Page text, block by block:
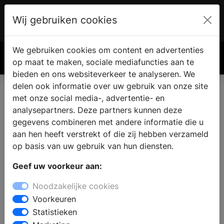
€ 0.00
Badkamer kopen in Noordlaren
Bent u op zoek naar een nieuwe badkamer en zoekt u
een sanitair winkel in Noordlaren ? In de showroom
van de badkamerwinkel staat een ervaren team klaar
die de laatste badkamertrends en een variatie aan
badkamerstijlen laten zien.
Stel een complete badkamer samen of kies voor aparte
Wij gebruiken cookies
We gebruiken cookies om content en advertenties
op maat te maken, sociale mediafuncties aan te
bieden en ons websiteverkeer te analyseren. We
delen ook informatie over uw gebruik van onze site
met onze social media-, advertentie- en
analysepartners. Deze partners kunnen deze
gegevens combineren met andere informatie die u
aan hen heeft verstrekt of die zij hebben verzameld
op basis van uw gebruik van hun diensten.
Geef uw voorkeur aan:
Noodzakelijke cookies
Voorkeuren
Statistieken